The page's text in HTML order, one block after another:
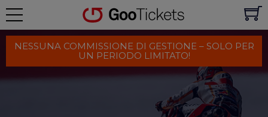
NESSUNA COMMISSIONE DI GESTIONE – SOLO PER
UN PERIODO LIMITATO!